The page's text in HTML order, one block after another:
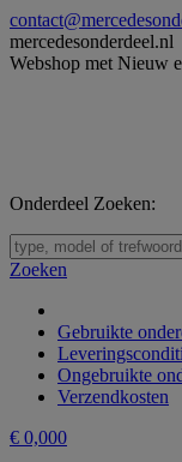
Skip
to
content
mercedesonderdeel.nl
Webshop met Nieuw
Onderdeel Zoeken:
Zoeken:
Zoeken
Gebruikte
Ongebruikte
Verzendkosten
€ 0,000